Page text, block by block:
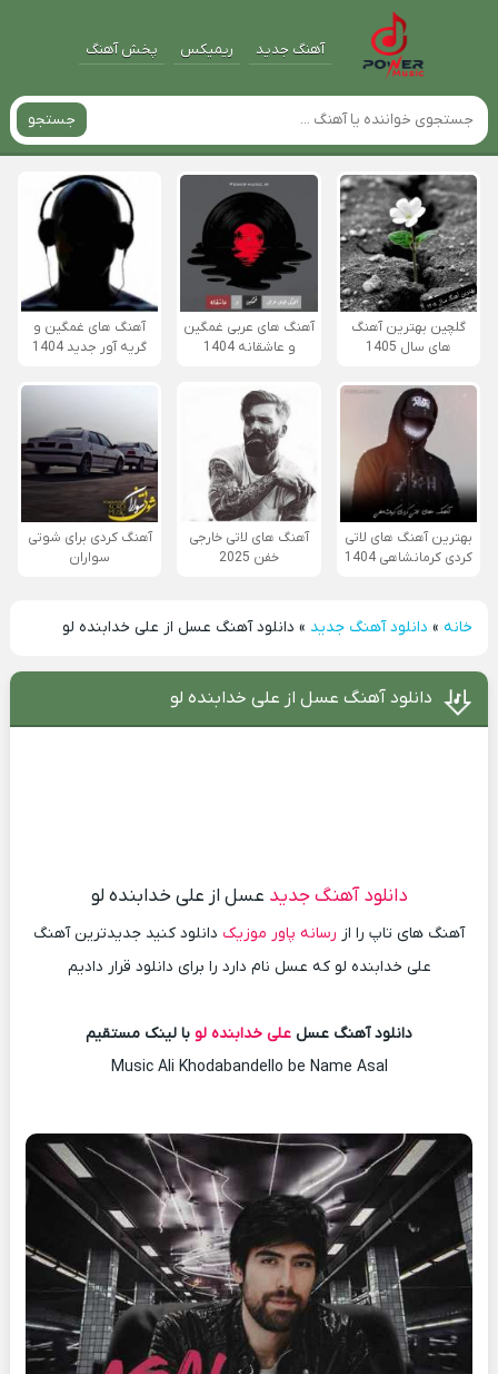
آهنگ جدید ریمیکس پخش آهنگ
جستجو
گلچین بهترین آهنگ
های سال 1405
آهنگ های عربی غمگین
و عاشقانه 1404
آهنگ های غمگین و
گریه آور جدید 1404
بهترین آهنگ های لاتی
کردی کرمانشاهی 1404
آهنگ های لاتی خارجی
خفن 2025
آهنگ کردی برای شوتی
سواران
خانه» دانلود آهنگ جدید » دانلود آهنگ عسل از علی خدابنده لو
دانلود آهنگ عسل از علی خدابنده لو
دانلود آهنگ جدید عسل از علی خدابنده لو
آهنگ های تاپ را از رسانه پاور موزیک دانلود کنید جدیدترین آهنگ
علی خدابنده لو که عسل نام دارد را برای دانلود قرار دادیم
دانلود آهنگ عسل علی خدابنده لو با لینک مستقیم
Music Ali Khodabandello be Name Asal